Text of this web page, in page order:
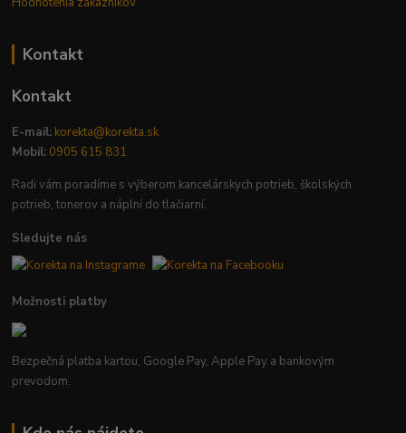
Kontakt
Kontakt
E-mail: korekta@korekta.sk
Mobil: 0905 615 831
Radi vám poradíme s výberom kancelárskych potrieb, školských
potrieb, tonerov a náplní do tlačiarní.
Sledujte nás
Možnosti platby
Bezpečná platba kartou, Google Pay, Apple Pay a bankovým
prevodom.